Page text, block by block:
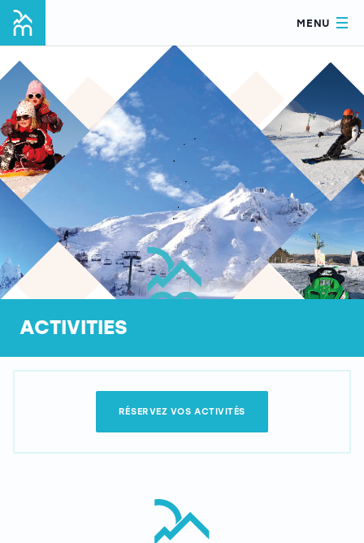
MENU
ACTIVITIES
RÉSERVEZ VOS ACTIVITÉS